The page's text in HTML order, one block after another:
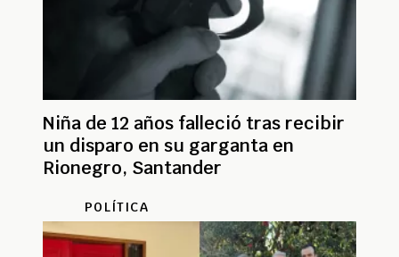
Niña de 12 años falleció tras recibir
un disparo en su garganta en
Rionegro, Santander
POLÍTICA